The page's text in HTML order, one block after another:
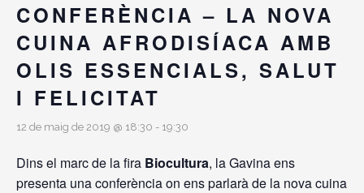
CONFERÈNCIA – LA NOVA
CUINA AFRODISÍACA AMB
OLIS ESSENCIALS, SALUT
I FELICITAT
12 de maig de 2019 @ 18:30 - 19:30
Dins el marc de la fira Biocultura, la Gavina ens
presenta una conferència on ens parlarà de la nova cuina